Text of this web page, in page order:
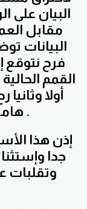
البيان على
مقابل
البيانات
فرح نتوقع
القمم
أولا
هامة من الفيدرال الأمريكي .
إذن هذا
جدا
وتقلبات